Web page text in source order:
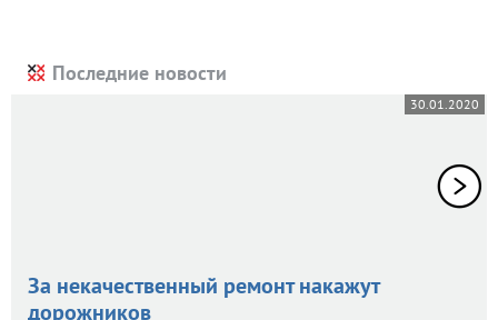
Последние новости
30.01.2020
За некачественный ремонт накажут
дорожников